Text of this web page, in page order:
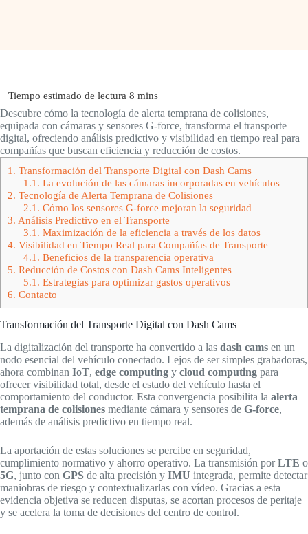
Descubre cómo la tecnología de alerta temprana de colisiones,
equipada con cámaras y sensores G-force, transforma el transporte
digital, ofreciendo análisis predictivo y visibilidad en tiempo real para
compañías que buscan eficiencia y reducción de costos.
1. Transformación del Transporte Digital con Dash Cams
1.1. La evolución de las cámaras incorporadas en vehículos
2. Tecnología de Alerta Temprana de Colisiones
2.1. Cómo los sensores G-force mejoran la seguridad
3. Análisis Predictivo en el Transporte
3.1. Maximización de la eficiencia a través de los datos
4. Visibilidad en Tiempo Real para Compañías de Transporte
4.1. Beneficios de la transparencia operativa
5. Reducción de Costos con Dash Cams Inteligentes
5.1. Estrategias para optimizar gastos operativos
6. Contacto
Transformación del Transporte Digital con Dash Cams
La digitalización del transporte ha convertido a las dash cams en un
nodo esencial del vehículo conectado. Lejos de ser simples grabadoras,
ahora combinan IoT, edge computing y cloud computing para
ofrecer visibilidad total, desde el estado del vehículo hasta el
comportamiento del conductor. Esta convergencia posibilita la alerta
temprana de colisiones mediante cámara y sensores de G-force,
además de análisis predictivo en tiempo real.
La aportación de estas soluciones se percibe en seguridad,
cumplimiento normativo y ahorro operativo. La transmisión porLTE o
5G, junto con GPS de alta precisión y IMU integrada, permite detectar
maniobras de riesgo y contextualizarlas con vídeo. Gracias a esta
evidencia objetiva se reducen disputas, se acortan procesos de peritaje
y se acelera la toma de decisiones del centro de control.